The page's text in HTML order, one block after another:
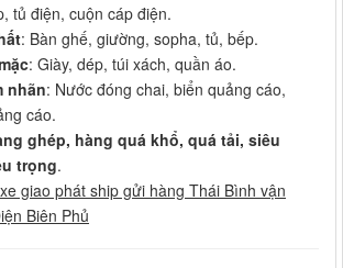
tủ điện, cuộn cáp điện.
: Bàn ghế, giường, sopha, tủ, bếp.
: Giày, dép, túi xách, quần áo.
nhãn: Nước đóng chai, biển quảng cáo,
cáo.
ghép, hàng quá khổ, quá tải, siêu
trọng.
giao phát ship gửi hàng Thái Bình vận
Biên Phủ